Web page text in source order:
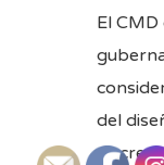
El
del
su